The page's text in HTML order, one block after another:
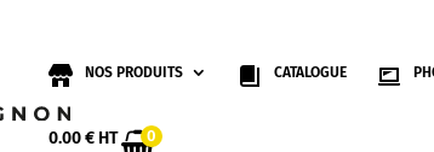
NOS PRODUITS CATALOGUE
0.00€ HT 0